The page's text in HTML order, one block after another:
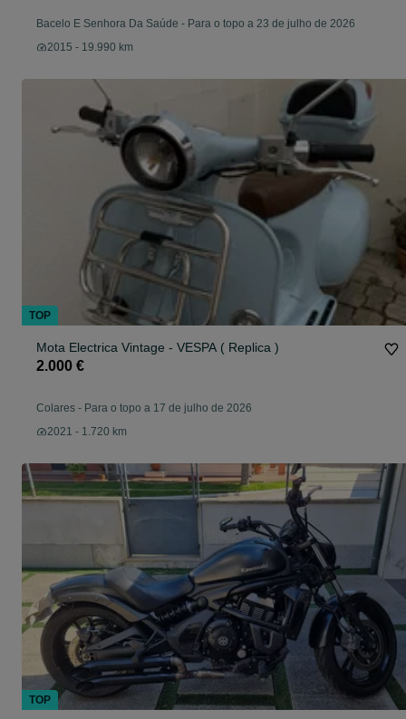
Bacelo E Senhora Da Saúde - Para o topo a 23 de julho de 2026
2015 - 19.990 km
Mota Electrica Vintage - VESPA ( Replica )
2.000 €
Colares - Para o topo a 17 de julho de 2026
2021 - 1.720 km
TOP
TOP